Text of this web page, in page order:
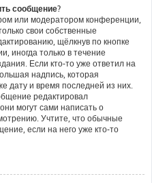
сообщение?
или модератором конференции,
свои собственные
щёлкнув по кнопке
иногда только в течение
Если кто-то уже ответил на
надпись, которая
дату и время последней из них.
редактировал
могут сами написать о
Учтите, что обычные
если на него уже кто-то